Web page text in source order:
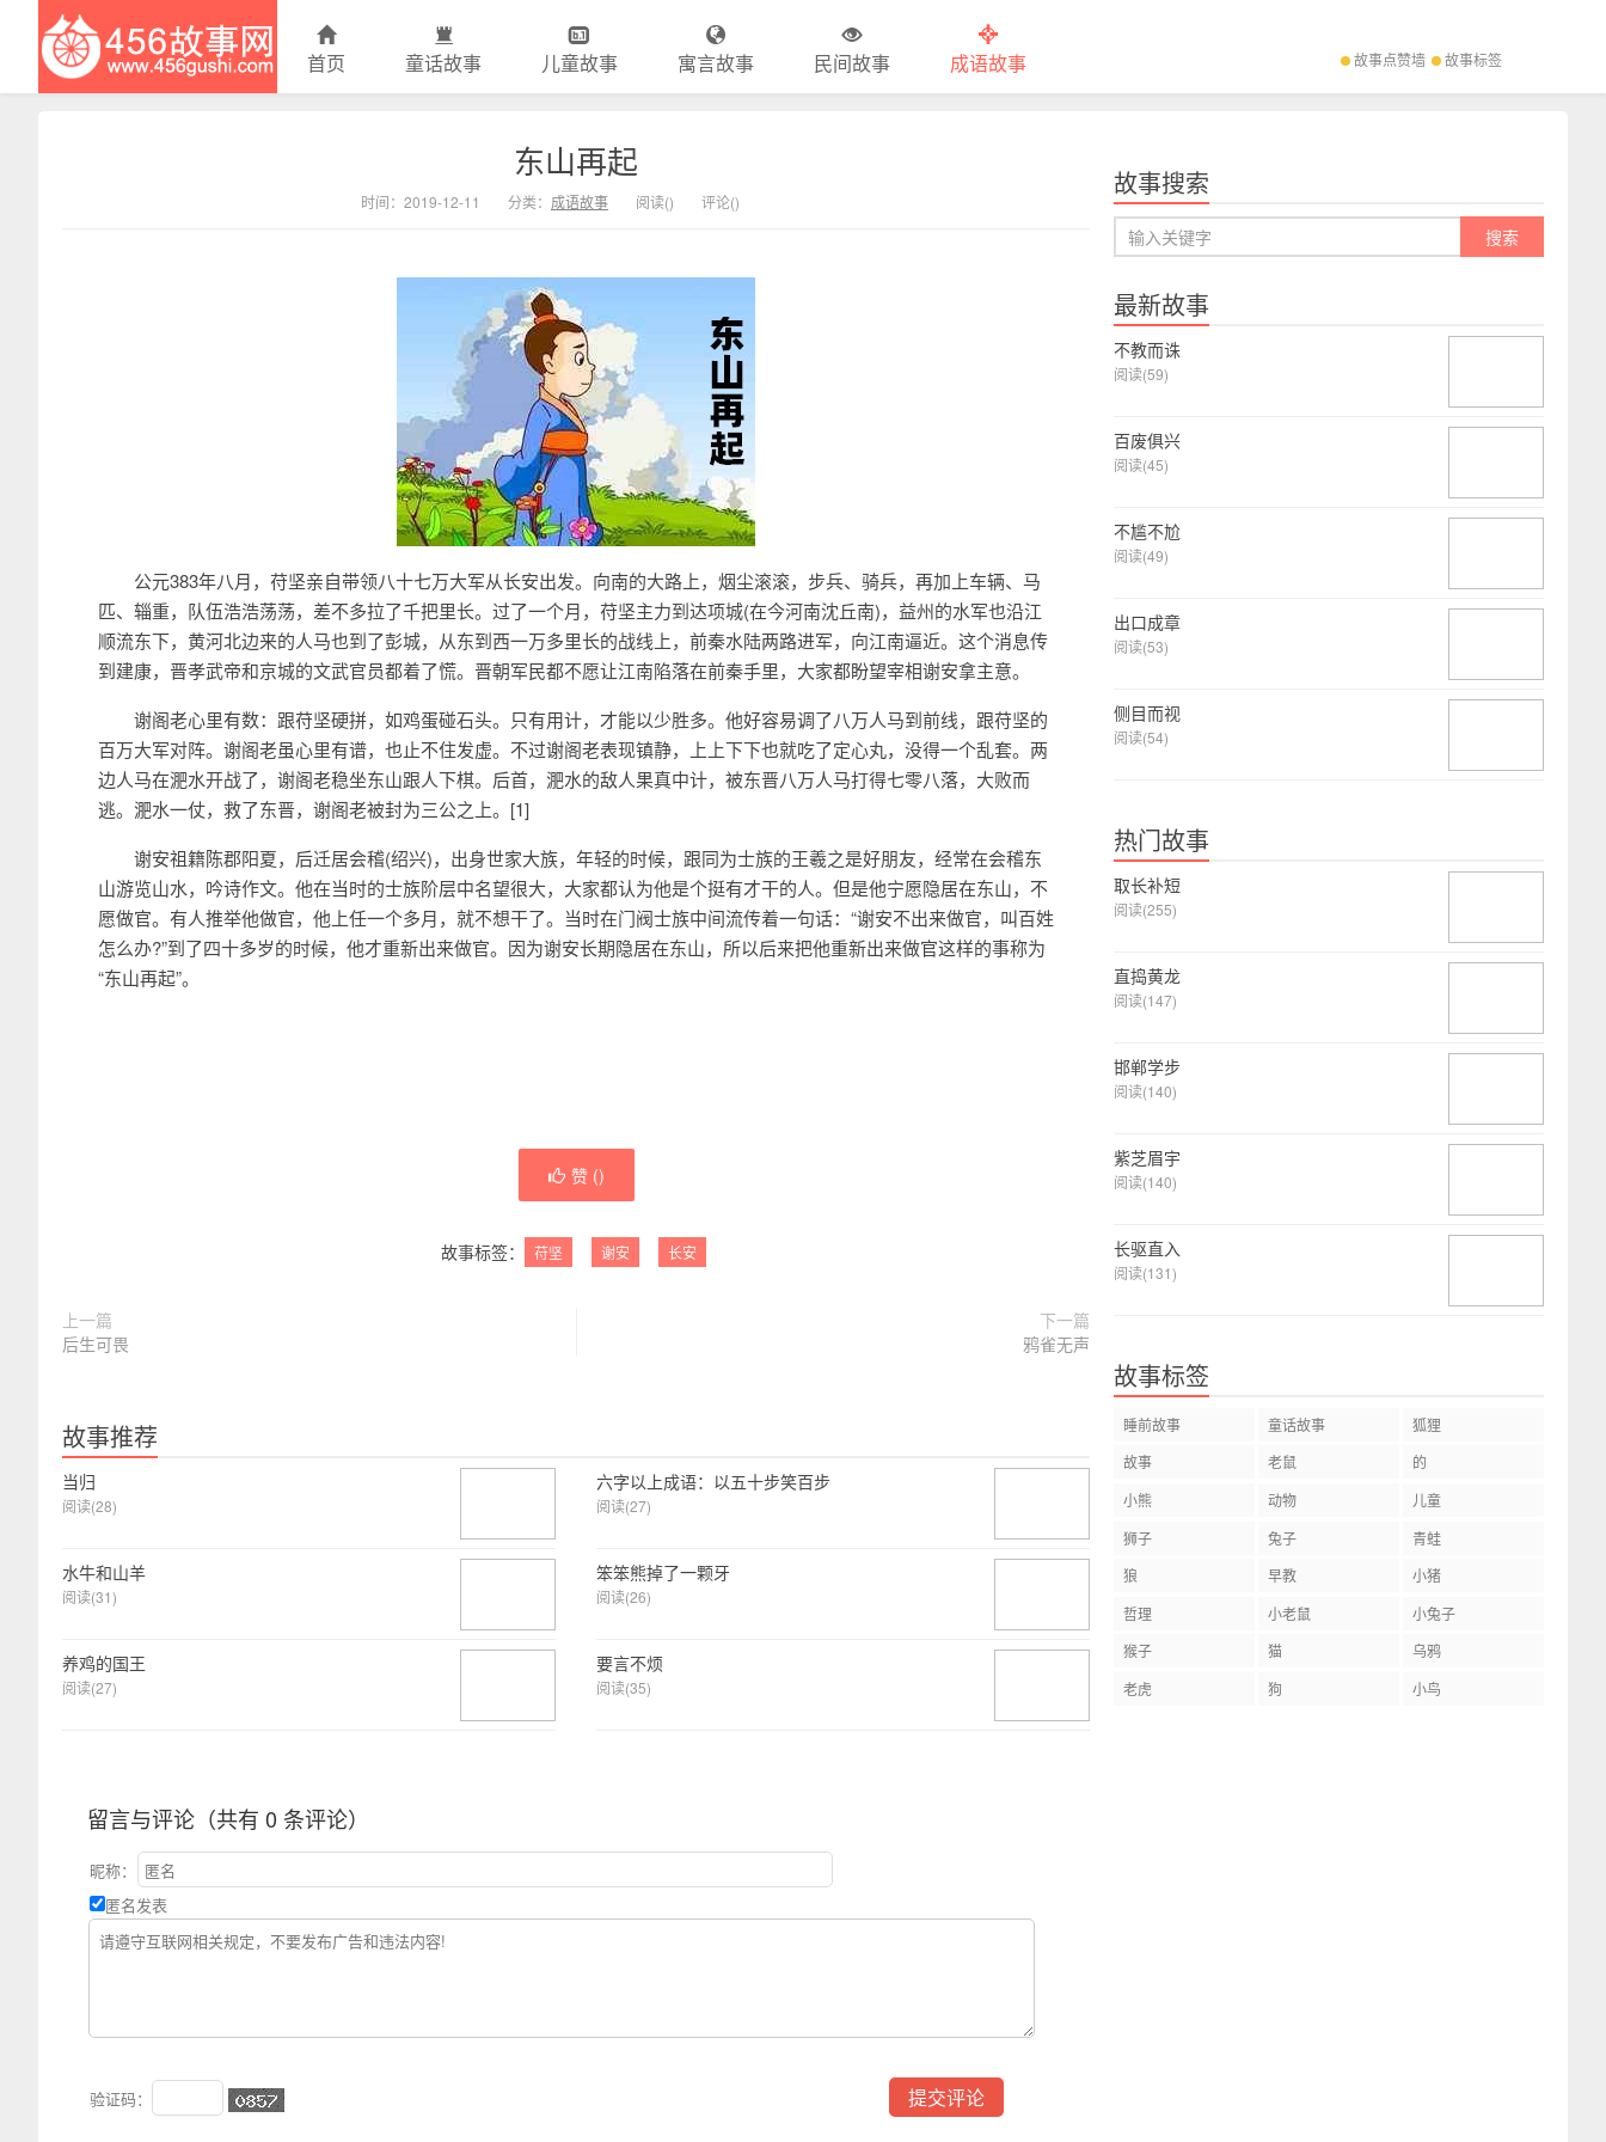
首页 童话故事 儿童故事 寓言故事 民间故事 成语故事 故事点赞墙 故事标签
东山再起
时间：2019-12-11 分类： 成语故事 阅读() 评论()
公元383年八月，苻坚亲自带领八十七万大军从长安出发。向南的大路上，烟尘滚滚，步兵、骑兵，再加上车辆、马
匹、辎重，队伍浩浩荡荡，差不多拉了千把里长。过了一个月，苻坚主力到达项城(在今河南沈丘南)，益州的水军也沿江
顺流东下，黄河北边来的人马也到了彭城，从东到西一万多里长的战线上，前秦水陆两路进军，向江南逼近。这个消息传
到建康，晋孝武帝和京城的文武官员都着了慌。晋朝军民都不愿让江南陷落在前秦手里，大家都盼望宰相谢安拿主意。
谢阁老心里有数：跟苻坚硬拼，如鸡蛋碰石头。只有用计，才能以少胜多。他好容易调了八万人马到前线，跟苻坚的
百万大军对阵。谢阁老虽心里有谱，也止不住发虚。不过谢阁老表现镇静，上上下下也就吃了定心丸，没得一个乱套。两
边人马在淝水开战了，谢阁老稳坐东山跟人下棋。后首，淝水的敌人果真中计，被东晋八万人马打得七零八落，大败而
逃。淝水一仗，救了东晋，谢阁老被封为三公之上。[1]
谢安祖籍陈郡阳夏，后迁居会稽(绍兴)，出身世家大族，年轻的时候，跟同为士族的王羲之是好朋友，经常在会稽东
山游览山水，吟诗作文。他在当时的士族阶层中名望很大，大家都认为他是个挺有才干的人。但是他宁愿隐居在东山，不
愿做官。有人推举他做官，他上任一个多月，就不想干了。当时在门阀士族中间流传着一句话：“谢安不出来做官，叫百姓
怎么办?”到了四十多岁的时候，他才重新出来做官。因为谢安长期隐居在东山，所以后来把他重新出来做官这样的事称为
“东山再起”。
赞 ()
故事标签： 苻坚 谢安 长安
上一篇
后生可畏
下一篇
鸦雀无声
故事推荐
当归
阅读(28)
六字以上成语：以五十步笑百步
阅读(27)
水牛和山羊
阅读(31)
笨笨熊掉了一颗牙
阅读(26)
养鸡的国王
阅读(27)
要言不烦
阅读(35)
留言与评论（共有 0 条评论）
昵称：
匿名发表
验证码：
故事搜索
最新故事
不教而诛
阅读(59)
百废俱兴
阅读(45)
不尴不尬
阅读(49)
出口成章
阅读(53)
侧目而视
阅读(54)
热门故事
取长补短
阅读(255)
直捣黄龙
阅读(147)
邯郸学步
阅读(140)
紫芝眉宇
阅读(140)
长驱直入
阅读(131)
故事标签
睡前故事 童话故事
狐狸
故事
老鼠
的
小熊
动物
儿童
狮子
兔子
青蛙
狼
早教
小猪
哲理
小老鼠
小兔子
猴子
猫
乌鸦
老虎
狗 小鸟